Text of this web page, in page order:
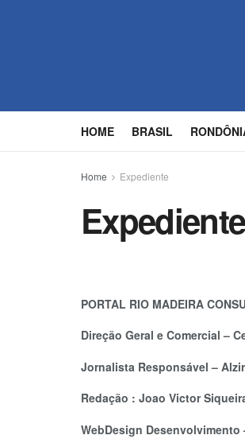
HOME BRASIL
Home Expediente
Expediente
PORTAL RIO MADEIRA
Direção Geral e Comercial –
Jornalista Responsável –
Redação : Joao Victor
WebDesign Desenvolvimento